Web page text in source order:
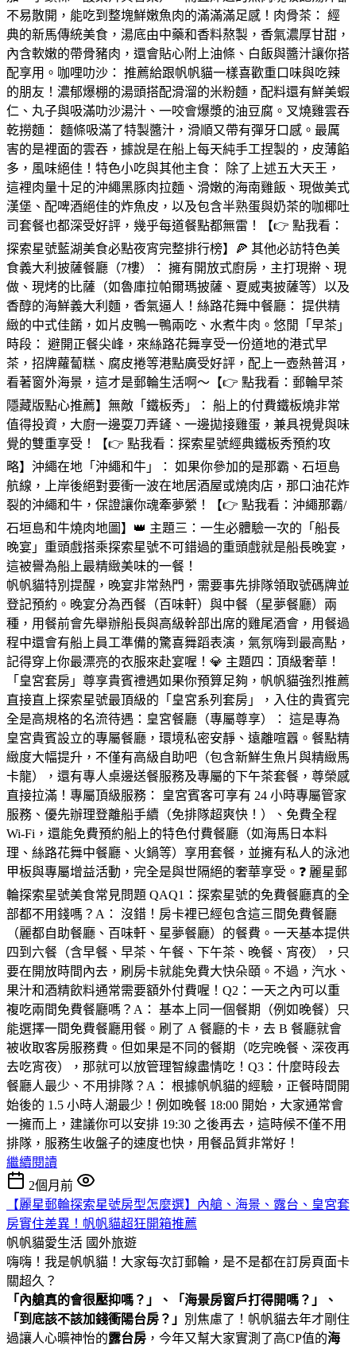
不易散開，能吃到整塊鮮嫩魚肉的滿滿滿足感！肉骨茶： 經
典的新馬傳統美食，湯底由中藥和香料熬製，香氣濃厚甘甜，
內含軟嫩的帶骨豬肉，還會貼心附上油條、白飯與醬汁讓你搭
配享用。咖哩叻沙： 推薦給跟帆帆貓一樣喜歡重口味與吃辣
的朋友！濃郁爆棚的湯頭搭配滑溜的米粉麵，配料還有鮮美蝦
仁、丸子與吸滿叻沙湯汁、一咬會爆漿的油豆腐。叉燒雞雲吞
乾撈麵： 麵條吸滿了特製醬汁，滑順又帶有彈牙口感。最厲
害的是裡面的雲吞，據說是在船上每天純手工捏製的，皮薄餡
多，風味絕佳！特色小吃與其他主食： 除了上述五大天王，
這裡肉量十足的沖繩黑豚肉拉麵、滑嫩的海南雞飯、現做美式
漢堡、配啤酒絕佳的炸魚皮，以及包含半熟蛋與奶茶的咖椰吐
司套餐也都深受好評，幾乎每道餐點都無雷！【👉 點我看：
探索星號藍湖美食必點夜宵完整排行榜】🍕 其他必訪特色美
食義大利披薩餐廳（7樓）： 擁有開放式廚房，主打現擀、現
做、現烤的比薩（如魯庫拉帕爾瑪披薩、夏威夷披薩等）以及
香醇的海鮮義大利麵，香氣逼人！絲路花舞中餐廳： 提供精
緻的中式佳餚，如片皮鴨一鴨兩吃、水煮牛肉。悠閒「早茶」
時段： 避開正餐尖峰，來絲路花舞享受一份道地的港式早
茶，招牌蘿蔔糕、腐皮捲等港點廣受好評，配上一壺熱普洱，
看著窗外海景，這才是郵輪生活啊～【👉 點我看：郵輪早茶
隱藏版點心推薦】無敵「鐵板秀」： 船上的付費鐵板燒非常
值得投資，大廚一邊耍刀弄鏟、一邊拋接雞蛋，兼具視覺與味
覺的雙重享受！【👉 點我看：探索星號經典鐵板秀預約攻
略】沖繩在地「沖繩和牛」： 如果你參加的是那霸、石垣島
航線，上岸後絕對要衝一波在地居酒屋或燒肉店，那口油花炸
裂的沖繩和牛，保證讓你魂牽夢縈！【👉 點我看：沖繩那霸/
石垣島和牛燒肉地圖】👑 主題三：一生必體驗一次的「船長
晚宴」重頭戲搭乘探索星號不可錯過的重頭戲就是船長晚宴，
這被譽為船上最精緻美味的一餐！
帆帆貓特別提醒，晚宴非常熱門，需要事先排隊領取號碼牌並
登記預約。晚宴分為西餐（百味軒）與中餐（星夢餐廳）兩
種，用餐前會先舉辦船長與高級幹部出席的雞尾酒會，用餐過
程中還會有船上員工準備的驚喜舞蹈表演，氣氛嗨到最高點，
記得穿上你最漂亮的衣服來赴宴喔！💎 主題四：頂級奢華！
「皇宮套房」尊享貴賓禮遇如果你預算足夠，帆帆貓強烈推薦
直接直上探索星號最頂級的「皇宮系列套房」，入住的貴賓完
全是高規格的名流待遇：皇宮餐廳（專屬尊享）： 這是專為
皇宮貴賓設立的專屬餐廳，環境私密安靜、遠離喧囂。餐點精
緻度大幅提升，不僅有高級自助吧（包含新鮮生魚片與精緻馬
卡龍），還有專人桌邊送餐服務及專屬的下午茶套餐，尊榮感
直接拉滿！專屬頂級服務： 皇宮賓客可享有 24 小時專屬管家
服務、優先辦理登離船手續（免排隊超爽快！）、免費全程
Wi-Fi，還能免費預約船上的特色付費餐廳（如海馬日本料
理、絲路花舞中餐廳、火鍋等）享用套餐，並擁有私人的泳池
甲板與專屬增益活動，完全是與世隔絕的奢華享受。❓ 麗星郵
輪探索星號美食常見問題 QAQ1：探索星號的免費餐廳真的全
部都不用錢嗎？A： 沒錯！房卡裡已經包含這三間免費餐廳
（麗都自助餐廳、百味軒、星夢餐廳）的餐費。一天基本提供
四到六餐（含早餐、早茶、午餐、下午茶、晚餐、宵夜），只
要在開放時間內去，刷房卡就能免費大快朵頤。不過，汽水、
果汁和酒精飲料通常需要額外付費喔！Q2：一天之內可以重
複吃兩間免費餐廳嗎？A： 基本上同一個餐期（例如晚餐）只
能選擇一間免費餐廳用餐。刷了 A 餐廳的卡，去 B 餐廳就會
被收取客房服務費。但如果是不同的餐期（吃完晚餐、深夜再
去吃宵夜），那就可以放管理智線盡情吃！Q3：什麼時段去
餐廳人最少、不用排隊？A： 根據帆帆貓的經驗，正餐時間開
始後的 1.5 小時人潮最少！例如晚餐 18:00 開始，大家通常會
一擁而上，建議你可以安排 19:30 之後再去，這時候不僅不用
排隊，服務生收盤子的速度也快，用餐品質非常好！
繼續閱讀
2個月前
【麗星郵輪探索星號房型怎麼選】內艙、海景、露台、皇宮套
房實住差異！帆帆貓超狂開箱推薦
帆帆貓愛生活 國外旅遊
嗨嗨！我是帆帆貓！大家每次訂郵輪，是不是都在訂房頁面卡
關超久？
「內艙真的會很壓抑嗎？」、「海景房窗戶打得開嗎？」、
「到底該不該加錢衝陽台房？」 別焦慮了！帆帆貓去年才剛住
過讓人心曠神怡的露台房 ，今年又幫大家實測了高CP值的海